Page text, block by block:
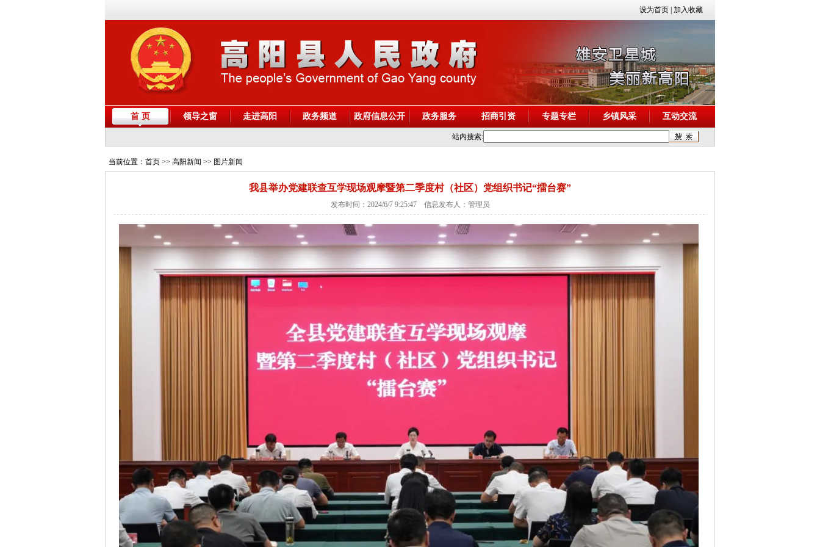
设为首页 加入收藏
首 页 领导之窗 走进高阳 政务频道 政府信息公开 政务服务 招商引资 专题专栏 乡镇风采 互动交流
站内搜索:
当前位置： 首页 >> 高阳新闻 >> 图片新闻
我县举办党建联查互学现场观摩暨第二季度村（社区）党组织书记“擂台赛”
发布时间：2024/6/7 9:25:47 信息发布人：管理员